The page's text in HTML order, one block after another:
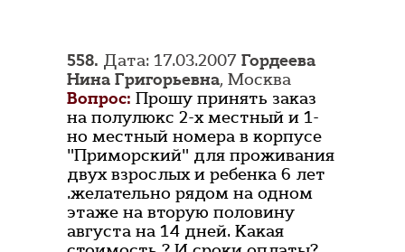
558. Дата: 17.03.2007 Гордеева
Нина Григорьевна, Москва
Вопрос: Прошу принять заказ
на полулюкс 2-х местный и 1-
но местный номера в корпусе
"Приморский" для проживания
двух взрослых и ребенка 6 лет
.желательно рядом на одном
этаже на вторую половину
августа на 14 дней. Какая